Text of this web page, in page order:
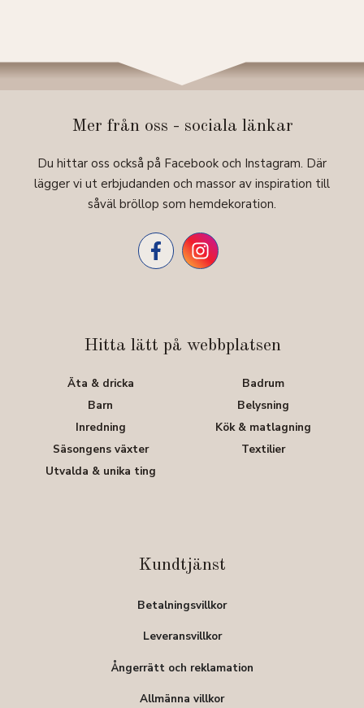
Mer från oss - sociala länkar
Du hittar oss också på Facebook och Instagram. Där
lägger vi ut erbjudanden och massor av inspiration till
såväl bröllop som hemdekoration.
Hitta lätt på webbplatsen
Äta & dricka
Badrum
Barn
Belysning
Inredning
Kök & matlagning
Säsongens växter
Textilier
Utvalda & unika ting
Kundtjänst
Betalningsvillkor
Leveransvillkor
Ångerrätt och reklamation
Allmänna villkor